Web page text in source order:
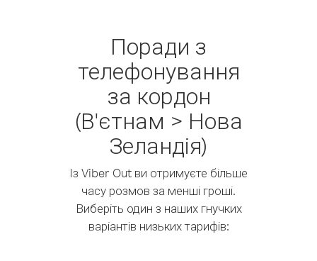
Поради з
телефонування
за кордон
(В'єтнам > Нова
Зеландія)
Із Viber Out ви отримуєте більше
часу розмов за менші гроші.
Виберіть один з наших гнучких
варіантів низьких тарифів: